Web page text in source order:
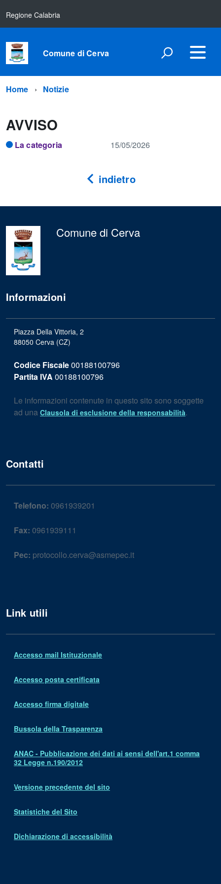
Regione Calabria
Comune di Cerva
Home Notizie
AVVISO
La categoria 15/05/2026
indietro
Comune di Cerva
Informazioni
Piazza Della Vittoria, 2
88050 Cerva (CZ)
Codice Fiscale00188100796
Partita IVA 00188100796
Le informazioni contenute in questo sito sono soggette
ad una Clausola di esclusione della responsabilità.
Contatti
Telefono: 0961939201
Fax: 0961939111
Pec: protocollo.cerva@asmepec.it
Link utili
Accesso mail Istituzionale
Accesso posta certificata
Accesso firma digitale
Bussola della Trasparenza
ANAC - Pubblicazione dei dati ai sensi dell'art.1 comma
32 Legge n.190/2012
Versione precedente del sito
Statistiche del Sito
Dichiarazione di accessibilità